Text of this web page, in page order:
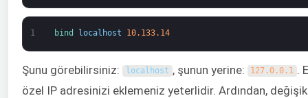
1 bind localhost 10.133.14
Şunu görebilirsiniz: localhost , şunun yerine: 127.0.0.1
özel IP adresinizi eklemeniz yeterlidir. Ardından,